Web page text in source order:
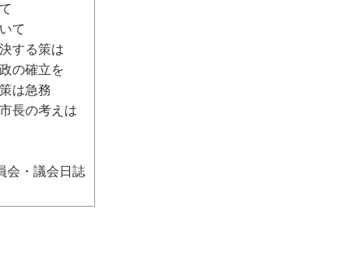
て
する策は
の確立を
は急務
長の考えは
会・議会日誌